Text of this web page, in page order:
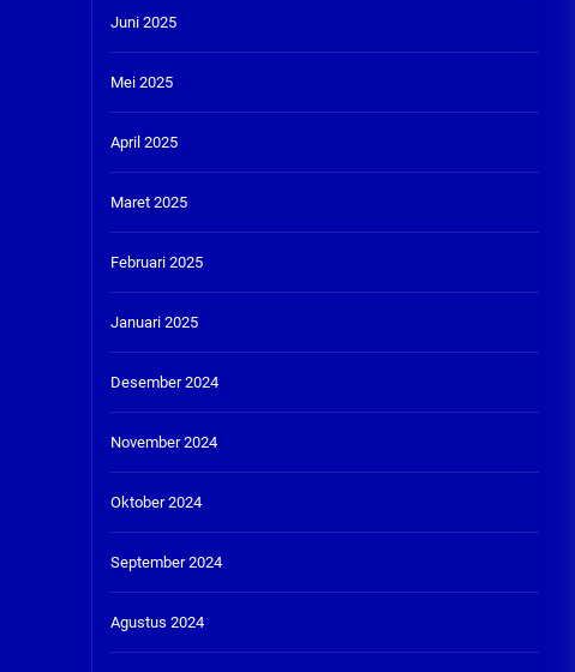
Juni 2025
Mei 2025
April 2025
Maret 2025
Februari 2025
Januari 2025
Desember 2024
November 2024
Oktober 2024
September 2024
Agustus 2024